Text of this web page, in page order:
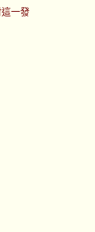
一發